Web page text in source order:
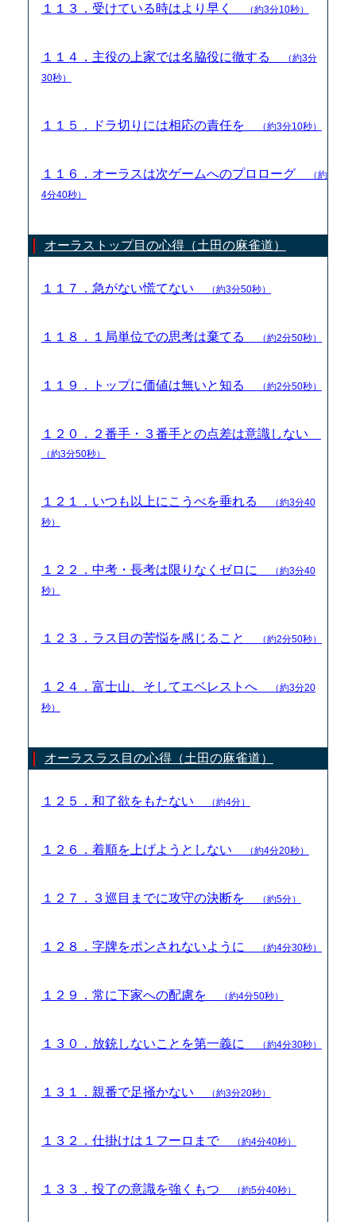
１１３．受けている時はより早く （約3分10秒）
１１４．主役の上家では名脇役に徹する
（約3分
30秒）
１１５．ドラ切りには相応の責任を （約3分10秒）
１１６．オーラスは次ゲームへのプロローグ
（約
4分40秒）
オーラストップ目の心得（土田の麻雀道）
１１７．急がない慌てない （約3分50秒）
１１８．１局単位での思考は棄てる （約2分50秒）
１１９．トップに価値は無いと知る （約2分50秒）
１２０．２番手・３番手との点差は意識しない
（約3分50秒）
１２１．いつも以上にこうべを垂れる
（約3分40
秒）
１２２．中考・長考は限りなくゼロに
（約3分40
秒）
１２３．ラス目の苦悩を感じること （約2分50秒）
１２４．富士山、そしてエベレストへ
（約3分20
秒）
オーラスラス目の心得（土田の麻雀道）
１２５．和了欲をもたない （約4分）
１２６．着順を上げようとしない （約4分20秒）
１２７．３巡目までに攻守の決断を （約5分）
１２８．字牌をポンされないように （約4分30秒）
１２９．常に下家への配慮を （約4分50秒）
１３０．放銃しないことを第一義に （約4分30秒）
１３１．親番で足掻かない （約3分20秒）
１３２．仕掛けは１フーロまで （約4分40秒）
１３３．投了の意識を強くもつ （約5分40秒）